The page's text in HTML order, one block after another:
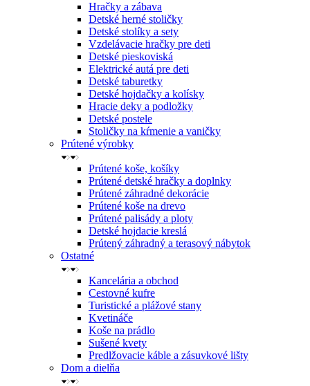
Hračky a zábava
Detské herné stoličky
Detské stolíky a sety
Vzdelávacie hračky pre deti
Detské pieskoviská
Elektrické autá pre deti
Detské taburetky
Detské hojdačky a kolísky
Hracie deky a podložky
Detské postele
Stoličky na kŕmenie a vaničky
Prútené výrobky
Prútené koše, košíky
Prútené detské hračky a doplnky
Prútené záhradné dekorácie
Prútené koše na drevo
Prútené palisády a ploty
Detské hojdacie kreslá
Prútený záhradný a terasový nábytok
Ostatné
Kancelária a obchod
Cestovné kufre
Turistické a plážové stany
Kvetináče
Koše na prádlo
Sušené kvety
Predlžovacie káble a zásuvkové lišty
Dom a dielňa